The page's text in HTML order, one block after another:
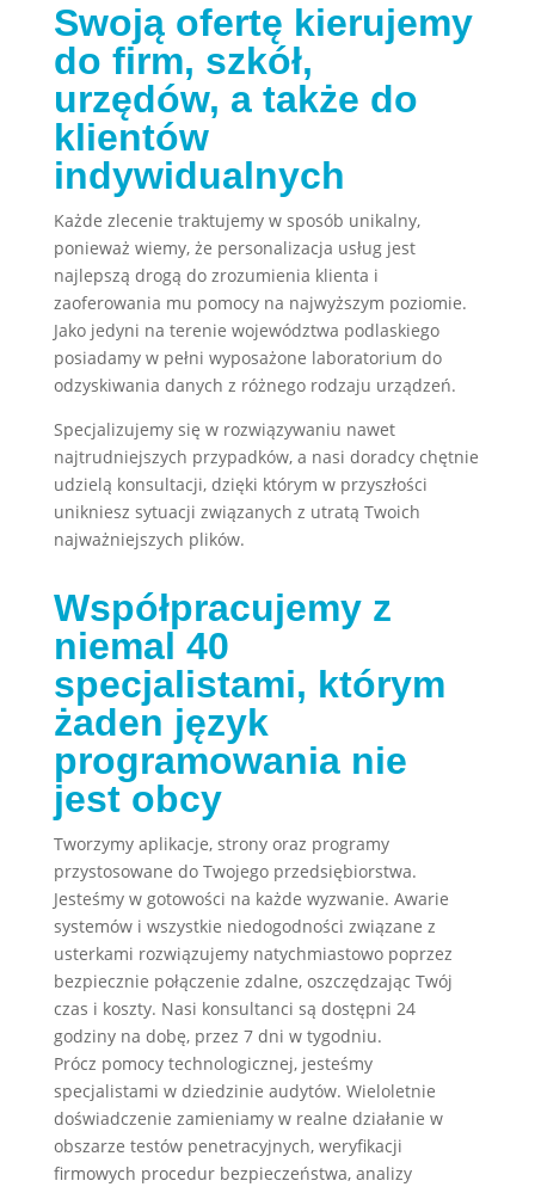
Swoją ofertę kierujemy
do firm, szkół,
urzędów, a także do
klientów
indywidualnych
Każde zlecenie traktujemy w sposób unikalny,
ponieważ wiemy, że personalizacja usług jest
najlepszą drogą do zrozumienia klienta i
zaoferowania mu pomocy na najwyższym poziomie.
Jako jedyni na terenie województwa podlaskiego
posiadamy w pełni wyposażone laboratorium do
odzyskiwania danych z różnego rodzaju urządzeń.
Specjalizujemy się w rozwiązywaniu nawet
najtrudniejszych przypadków, a nasi doradcy chętnie
udzielą konsultacji, dzięki którym w przyszłości
unikniesz sytuacji związanych z utratą Twoich
najważniejszych plików.
Współpracujemy z
niemal 40
specjalistami, którym
żaden język
programowania nie
jest obcy
Tworzymy aplikacje, strony oraz programy
przystosowane do Twojego przedsiębiorstwa.
Jesteśmy w gotowości na każde wyzwanie. Awarie
systemów i wszystkie niedogodności związane z
usterkami rozwiązujemy natychmiastowo poprzez
bezpiecznie połączenie zdalne, oszczędzając Twój
czas i koszty. Nasi konsultanci są dostępni 24
godziny na dobę, przez 7 dni w tygodniu.
Prócz pomocy technologicznej, jesteśmy
specjalistami w dziedzinie audytów. Wieloletnie
doświadczenie zamieniamy w realne działanie w
obszarze testów penetracyjnych, weryfikacji
firmowych procedur bezpieczeństwa, analizy